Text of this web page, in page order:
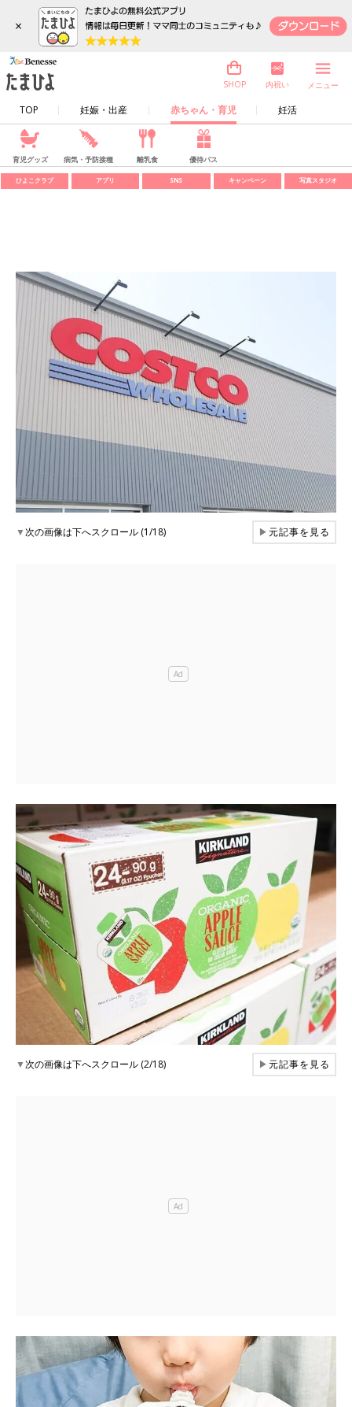
×
TOP 妊娠・出産 赤ちゃん・育児 妊活
SHOP 内祝い メニュー
育児グッズ 病気・予防接種 離乳食 優待パス
ひよこクラブ アプリ SNS キャンペーン 写真スタジオ
▼次の画像は下へスクロール (1/18) ▶元記事を見る
▼次の画像は下へスクロール (2/18) ▶元記事を見る